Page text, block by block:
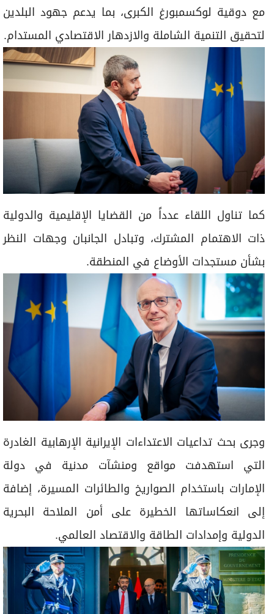
مع دوقية لوكسمبورغ الكبرى، بما يدعم جهود البلدين
لتحقيق التنمية الشاملة والازدهار الاقتصادي المستدام.
كما تناول اللقاء عدداً من القضايا الإقليمية والدولية
ذات الاهتمام المشترك، وتبادل الجانبان وجهات النظر
بشأن مستجدات الأوضاع في المنطقة.
وجرى بحث تداعيات الاعتداءات الإيرانية الإرهابية الغادرة
التي استهدفت مواقع ومنشآت مدنية في دولة
الإمارات باستخدام الصواريخ والطائرات المسيرة، إضافة
إلى انعكاساتها الخطيرة على أمن الملاحة البحرية
الدولية وإمدادات الطاقة والاقتصاد العالمي.